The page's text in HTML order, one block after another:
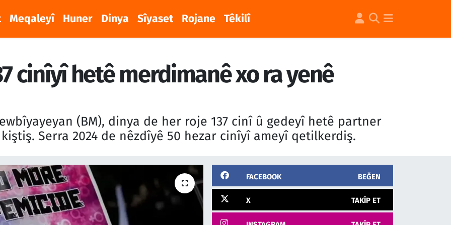
Meqaleyî Huner Dinya Sîyaset Rojane Têkilî
cinîyî hetê merdimanê xo ra yenê
(BM), dinya de her roje 137 cinî û gedeyî hetê partner
Serra 2024 de nêzdîyê 50 hezar cinîyî ameyî qetilkerdiş.
FACEBOOK BEĞEN
X TAKIP ET